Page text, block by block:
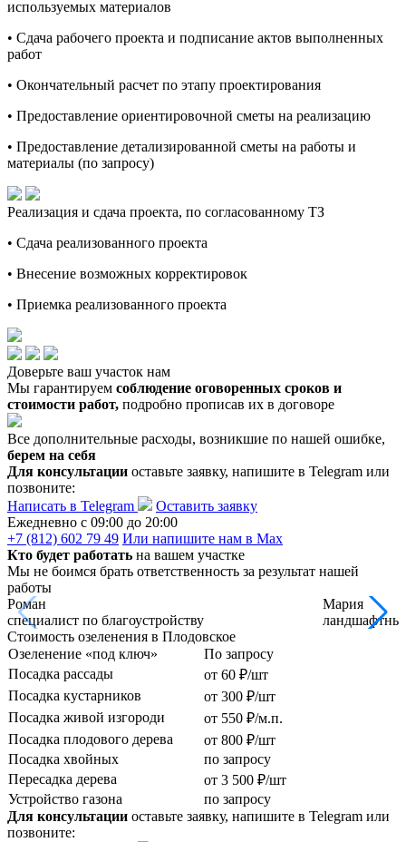
используемых материалов
• Сдача рабочего проекта и подписание актов выполненных
работ
• Окончательный расчет по этапу проектирования
• Предоставление ориентировочной сметы на реализацию
• Предоставление детализированной сметы на работы и
материалы (по запросу)
Реализация и сдача проекта, по согласованному ТЗ
• Сдача реализованного проекта
• Внесение возможных корректировок
• Приемка реализованного проекта
Доверьте ваш участок нам
Мы гарантируем соблюдение оговоренных сроков и
стоимости работ, подробно прописав их в договоре
Все дополнительные расходы, возникшие по нашей ошибке,
берем на себя
Для консультации оставьте заявку, напишите в Telegram или
позвоните:
Написать в Telegram
Оставить заявку
Ежедневно c 09:00 до 20:00
+7 (812) 602 79 49 Или напишите нам в Max
Кто будет работать на вашем участке
Мы не боимся брать ответственность за результат нашей
работы
Роман
специалист по благоустройству
Мария
Стоимость озеленения в Плодовское
Озеленение «под ключ»
По запросу
Посадка рассады
от 60 ₽/шт
Посадка кустарников
от 300 ₽/шт
Посадка живой изгороди
от 550 ₽/м.п.
Посадка плодового дерева
от 800 ₽/шт
Посадка хвойных
по запросу
Пересадка дерева
от 3 500 ₽/шт
Устройство газона
по запросу
Для консультации оставьте заявку, напишите в Telegram или
позвоните: